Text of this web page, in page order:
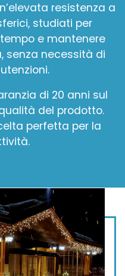
resistenza a
studiati per
e mantenere
senza necessità di
di 20 anni sul
del prodotto.
perfetta per la